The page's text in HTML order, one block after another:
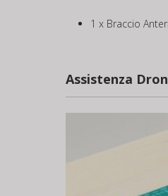
1 x Braccio
Assistenza